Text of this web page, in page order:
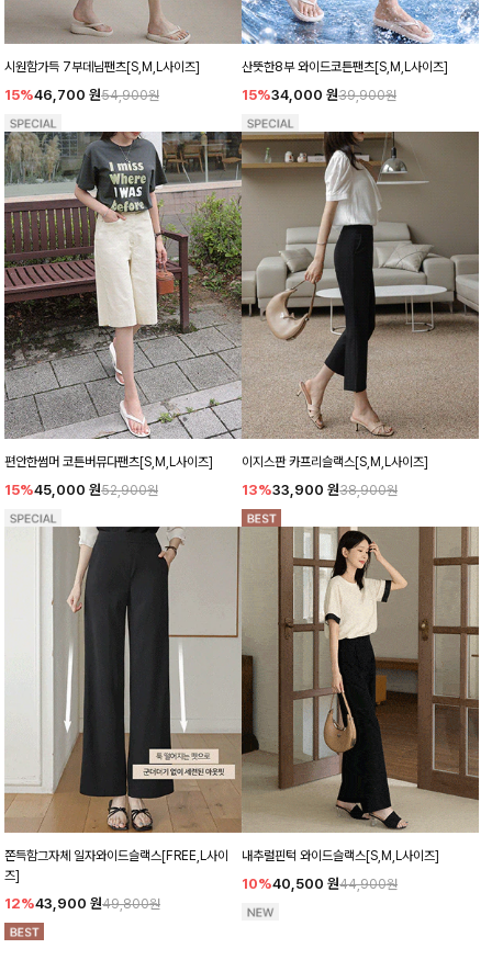
시원함가득 7부데님팬츠[S,M,L사이즈]
15%46,700 원54,900원
산뜻한8부 와이드코튼팬츠[S,M,L사이즈]
15%34,000 원39,900원
편안한썸머 코튼버뮤다팬츠[S,M,L사이즈]
15%45,000 원52,900원
이지스판 카프리슬랙스[S,M,L사이즈]
13%33,900 원38,900원
쫀득함그자체 일자와이드슬랙스[FREE,L사이
즈]
12%43,900 원49,800원
내추럴핀턱 와이드슬랙스[S,M,L사이즈]
10%40,500 원44,900원